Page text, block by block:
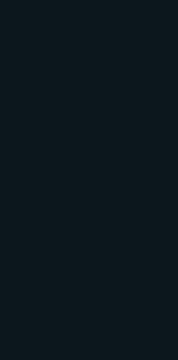
und
ist nicht
ihrer
sind,
Zweifel.
ist eröffnet.
auf alle
Ladehafen und
liegen, von
auch die
Nach